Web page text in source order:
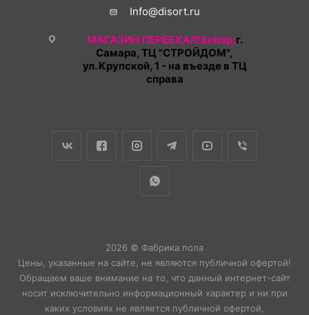
Info@disort.ru
МАГАЗИН ПЕРЕЕХАЛ!&nbsp;г.
Самара, ТЦ "СТРОЙДОМ",
ул. Крупской, 1 - на въезде в ТЦ
справа
2026 © Фабрика пола
Цены, указанные на сайте, не являются публичной офертой!
Обращаем ваше внимание на то, что данный интернет-сайт
носит исключительно информационный характер и ни при
каких условиях не является публичной офертой,